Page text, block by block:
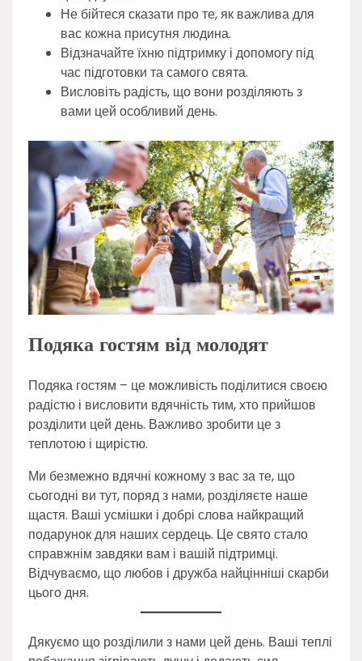
Не бійтеся сказати про те, як важлива для
вас кожна присутня людина.
Відзначайте їхню підтримку і допомогу під
час підготовки та самого свята.
Висловіть радість, що вони розділяють з
вами цей особливий день.
Подяка гостям від молодят
Подяка гостям – це можливість поділитися своєю
радістю і висловити вдячність тим, хто прийшов
розділити цей день. Важливо зробити це з
теплотою і щирістю.
Ми безмежно вдячні кожному з вас за те, що
сьогодні ви тут, поряд з нами, розділяєте наше
щастя. Ваші усмішки і добрі слова найкращий
подарунок для наших сердець. Це свято стало
справжнім завдяки вам і вашій підтримці.
Відчуваємо, що любов і дружба найцінніші скарби
цього дня.
Дякуємо що розділили з нами цей день. Ваші теплі